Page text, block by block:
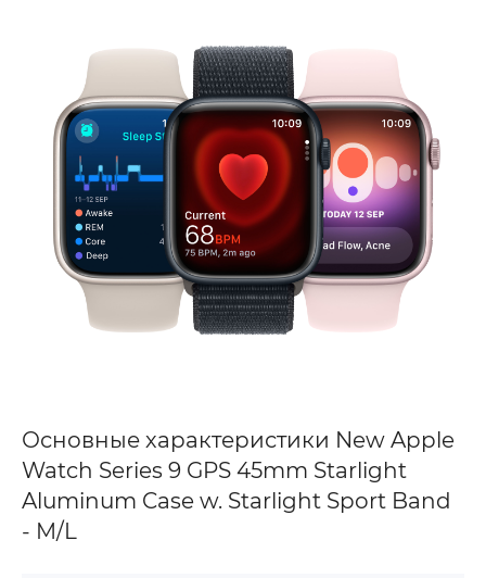
Основные характеристики New Apple
Watch Series 9 GPS 45mm Starlight
Aluminum Case w. Starlight Sport Band
- M/L